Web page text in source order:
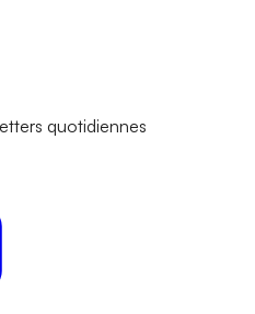
quotidiennes